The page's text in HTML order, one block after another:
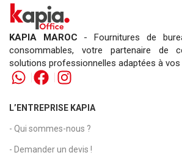
KAPIA MAROC - Fournitures de
consommables, votre partenaire de
solutions professionnelles adaptées à vos
L’ENTREPRISE KAPIA
- Qui sommes-nous ?
- Demander un devis !